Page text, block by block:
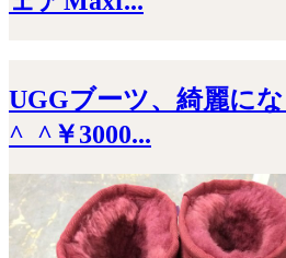
UGGブーツ、綺麗に
^_^￥3000...